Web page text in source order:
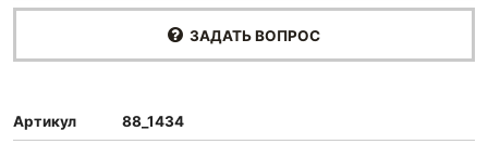
ЗАДАТЬ ВОПРОС
Артикул 88_1434